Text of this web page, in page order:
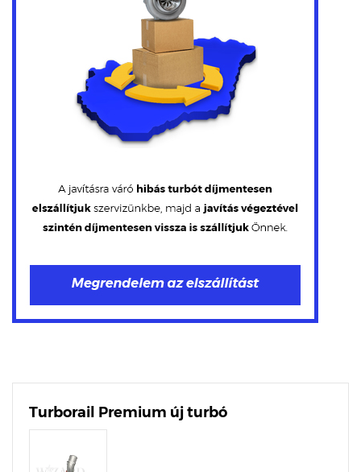
Turborail Premium új turbó